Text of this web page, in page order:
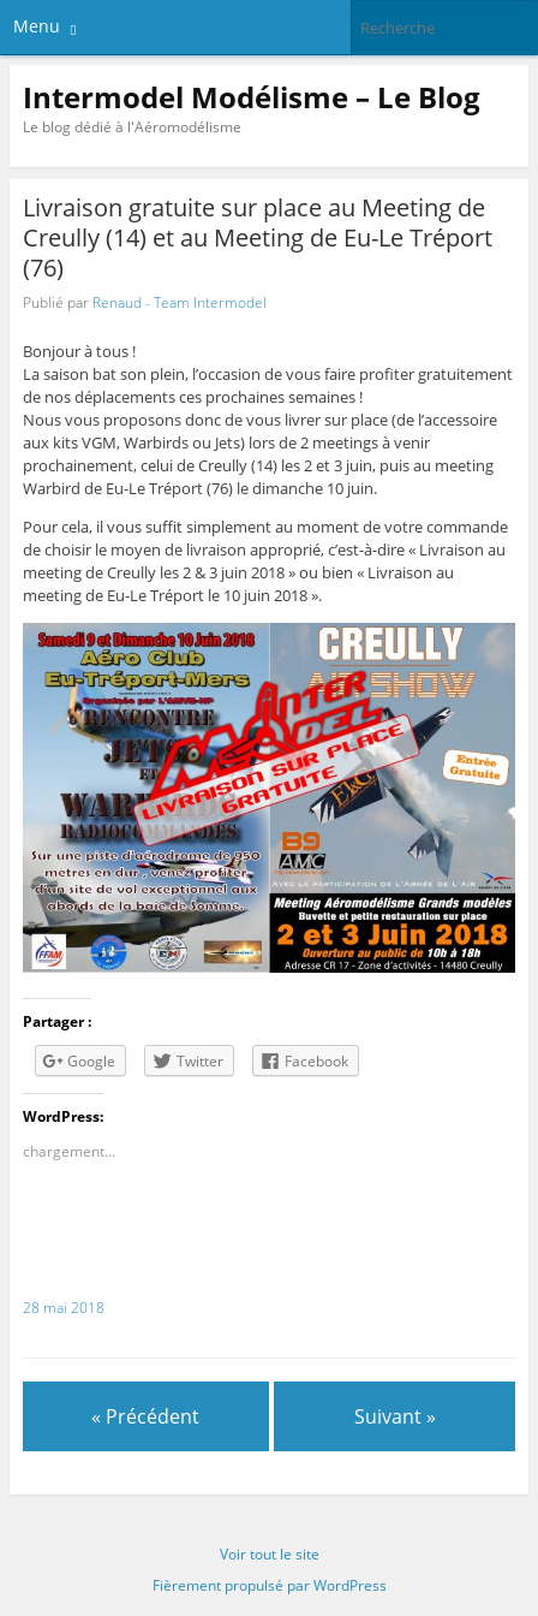
Menu
Intermodel Modélisme – Le Blog
Le blog dédié à l'Aéromodélisme
Livraison gratuite sur place au Meeting de
Creully (14) et au Meeting de Eu-Le Tréport
(76)
Publié par Renaud - Team Intermodel
Bonjour à tous !
La saison bat son plein, l’occasion de vous faire profiter gratuitement
de nos déplacements ces prochaines semaines !
Nous vous proposons donc de vous livrer sur place (de l’accessoire
aux kits VGM, Warbirds ou Jets) lors de 2 meetings à venir
prochainement, celui de Creully (14) les 2 et 3 juin, puis au meeting
Warbird de Eu-Le Tréport (76) le dimanche 10 juin.
Pour cela, il vous suffit simplement au moment de votre commande
de choisir le moyen de livraison approprié, c’est-à-dire « Livraison au
meeting de Creully les 2 & 3 juin 2018 » ou bien « Livraison au
meeting de Eu-Le Tréport le 10 juin 2018 ».
Partager :
Google
Twitter Facebook
WordPress:
chargement…
28 mai 2018
« Précédent Suivant »
Voir tout le site
Fièrement propulsé par WordPress